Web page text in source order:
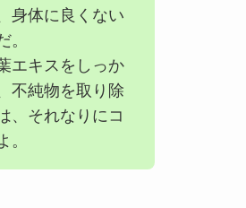
身体に良くない
。
エキスをしっか
不純物を取り除
、それなりにコ
。